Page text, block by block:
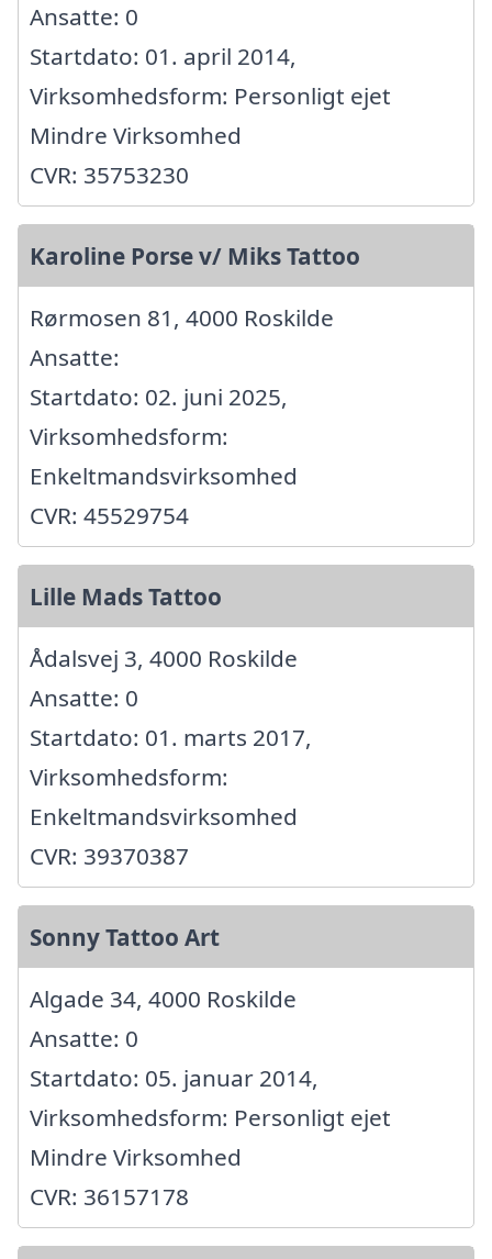
Ansatte: 0
Startdato: 01. april 2014,
Virksomhedsform: Personligt ejet
Mindre Virksomhed
CVR: 35753230
Karoline Porse v/ Miks Tattoo
Rørmosen 81, 4000 Roskilde
Ansatte:
Startdato: 02. juni 2025,
Virksomhedsform:
Enkeltmandsvirksomhed
CVR: 45529754
Lille Mads Tattoo
Ådalsvej 3, 4000 Roskilde
Ansatte: 0
Startdato: 01. marts 2017,
Virksomhedsform:
Enkeltmandsvirksomhed
CVR: 39370387
Sonny Tattoo Art
Algade 34, 4000 Roskilde
Ansatte: 0
Startdato: 05. januar 2014,
Virksomhedsform: Personligt ejet
Mindre Virksomhed
CVR: 36157178